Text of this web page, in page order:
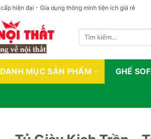
hiện đại - Gia dụng thông minh tiện ích giá rẻ
Tìm
DANH MỤC SẢN PHẨM GHẾ